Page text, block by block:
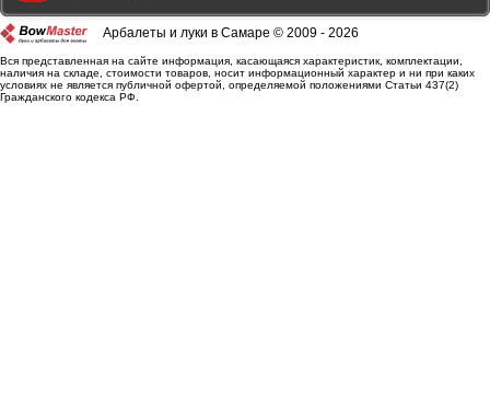
Арбалеты и луки в Самаре © 2009 - 2026
Вся представленная на сайте информация, касающаяся характеристик, комплектации,
наличия на складе, стоимости товаров, носит информационный характер и ни при каких
условиях не является публичной офертой, определяемой положениями Статьи 437(2)
Гражданского кодекса РФ.